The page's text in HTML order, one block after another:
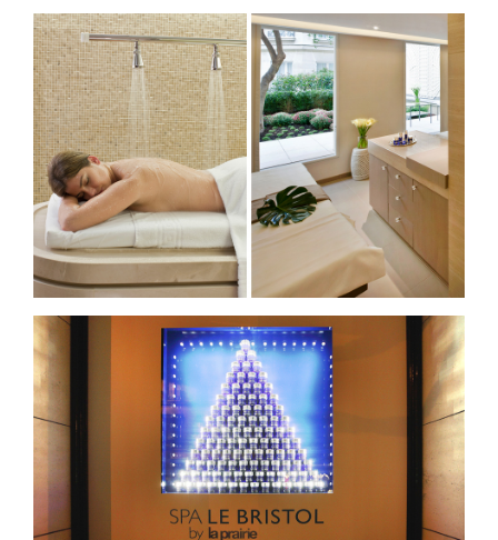
Бассейн напоминает каюту корабля,
направляющегося на юг Франции, где
расположен еще один отель сети Oetker
Collection — Hotel du Cap-Eden-Roc